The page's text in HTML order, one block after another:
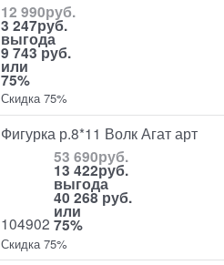
12 990руб.
3 247руб.
выгода
9 743 руб.
или
75%
Скидка 75%
Фигурка р.8*11 Волк Агат арт
104902
53 690руб.
13 422руб.
выгода
40 268 руб.
или
75%
Скидка 75%